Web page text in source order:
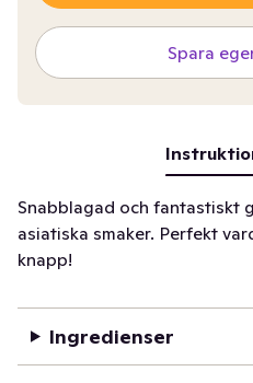
Spara
Snabblagad och fantastiskt
asiatiska smaker. Perfekt
knapp!
Ingredienser